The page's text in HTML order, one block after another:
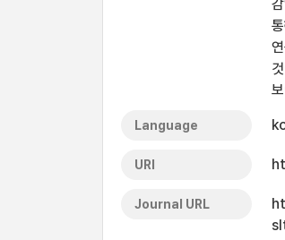
Language
URI
Journal URL